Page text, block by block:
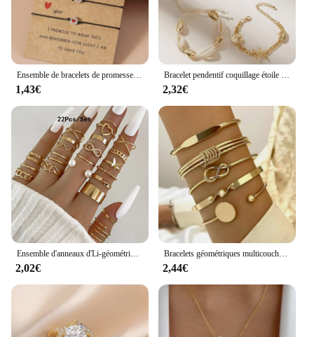
1,43€ 2,32€
2,02€
Bracelets géométriques multicouches pour femmes, ensembles de bijoux à fil irrégulier exagéré, document doré, mode, 5 pièces par ensemble
2,44€